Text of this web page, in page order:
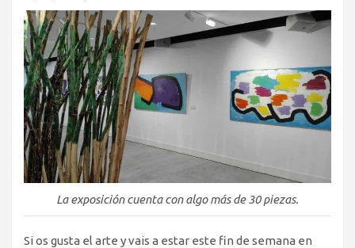
La exposición cuenta con algo más de 30 piezas.
Si os gusta el arte y vais a estar este fin de semana en